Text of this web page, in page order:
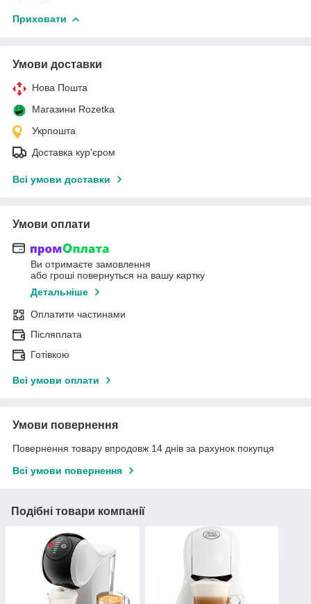
Приховати
Умови доставки
Нова Пошта
Магазини Rozetka
Укрпошта
Доставка кур'єром
Всі умови доставки
Умови оплати
Ви отримаєте замовлення
або гроші повернуться на вашу картку
Детальніше
Оплатити частинами
Післяплата
Готівкою
Всі умови оплати
Умови повернення
Повернення товару впродовж 14 днів за рахунок покупця
Всі умови повернення
Подібні товари компанії